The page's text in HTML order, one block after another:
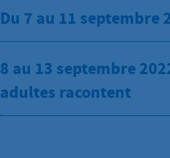
Du 7 au 11 septembre
8 au 13 septembre
adultes racontent